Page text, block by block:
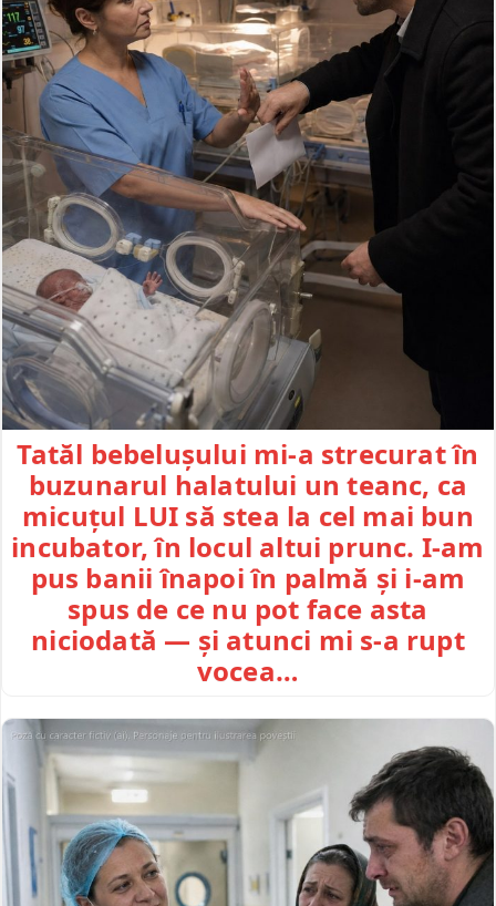
Tatăl bebelușului mi-a strecurat în
buzunarul halatului un teanc, ca
micuțul LUI să stea la cel mai bun
incubator, în locul altui prunc. I-am
pus banii înapoi în palmă și i-am
spus de ce nu pot face asta
niciodată — și atunci mi s-a rupt
vocea…